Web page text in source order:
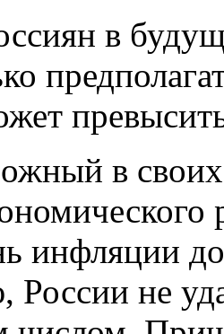
в
в
инфляции
России не